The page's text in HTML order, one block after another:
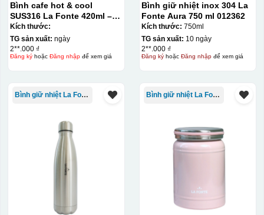
Bình cafe hot & cool
SUS316 La Fonte 420ml –
012775
Kích thước:
TG sản xuất: ngày
2**.000 ₫
Đăng kýhoặc Đăng nhậpđể xem giá
Bình giữ nhiệt inox 304 La
Fonte Aura 750 ml 012362
Kích thước: 750ml
TG sản xuất: 10 ngày
2**.000 ₫
Đăng kýhoặc Đăng nhậpđể xem giá
Bình giữ nhiệt La Fonte Bình giữ nhiệt La Fonte